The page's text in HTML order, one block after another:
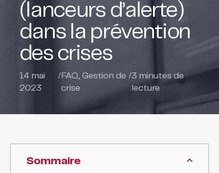
(lanceurs d’alerte)
dans la prévention
des crises
14 mai
2023
/FAQ, Gestion de
crise
/3 minutes de
lecture
Sommaire